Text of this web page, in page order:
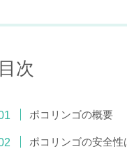
目次
ポコリンゴの概要
ポコリンゴの安全性